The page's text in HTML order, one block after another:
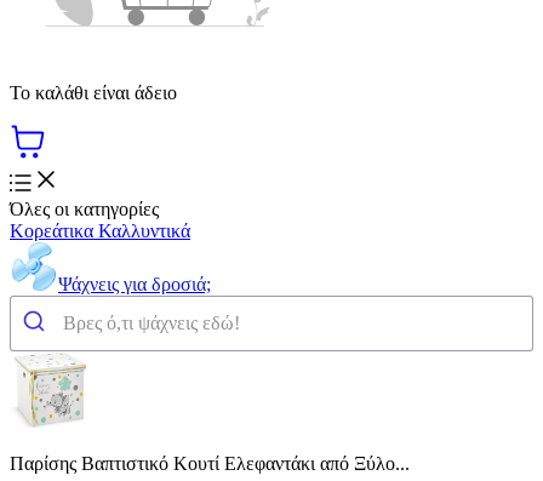
Το καλάθι είναι άδειο
Όλες οι κατηγορίες
Κορεάτικα Καλλυντικά
Ψάχνεις για δροσιά;
Παρίσης Βαπτιστικό Κουτί Ελεφαντάκι από Ξύλο...